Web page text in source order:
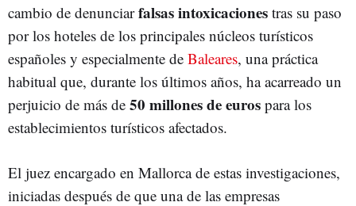
cambio de denunciarfalsas intoxicaciones tras su paso
por los hoteles de los principales núcleos turísticos
españoles y especialmente de Baleares, una práctica
habitual que, durante los últimos años, ha acarreado un
perjuicio de más de 50 millones de euros para los
establecimientos turísticos afectados.
El juez encargado en Mallorca de estas investigaciones,
iniciadas después de que una de las empresas